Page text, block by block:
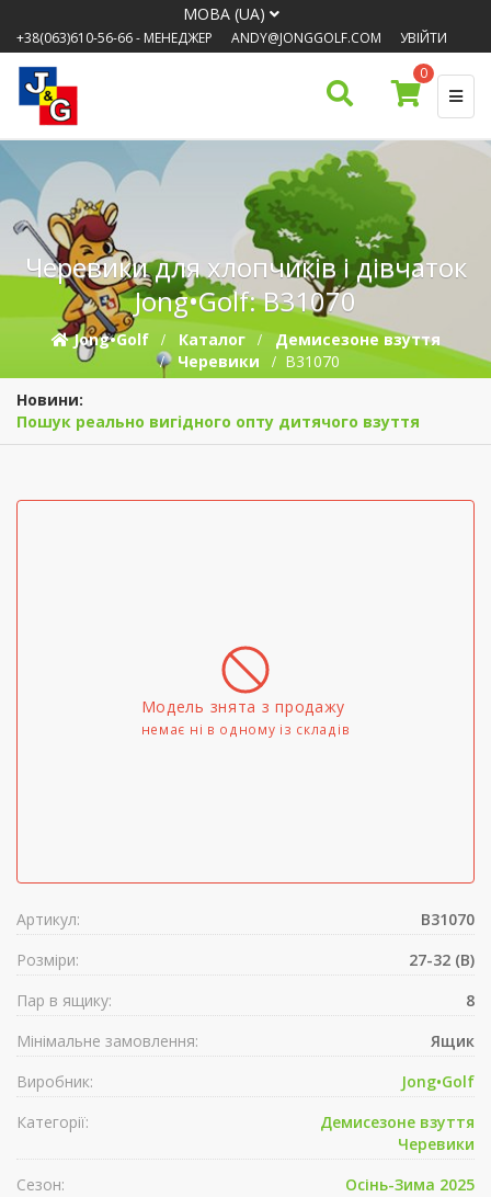
МОВА (UA)
+38(063)610-56-66- МЕНЕДЖЕР ANDY@JONGGOLF.COM
УВІЙТИ
0
Черевики для хлопчиків і дівчаток
Jong•Golf: B31070
Jong•Golf Каталог
Демисезонe взуття
Черевики
B31070
Новини:
Пошук реально вигідного опту дитячого взуття
Модель знята з продажу
немає ні в одному iз складів
Артикул:
B31070
Розміри:
27-32 (B)
Пар в ящику:
8
Мінімальне замовлення:
Ящик
Виробник:
Jong•Golf
Категорії:
Демисезонe взуття
Черевики
Сезон:
Осінь-Зима 2025